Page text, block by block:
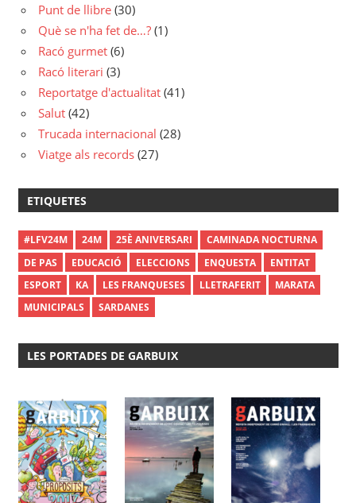
Punt de llibre (30)
Què se n'ha fet de…? (1)
Racó gurmet (6)
Racó literari (3)
Reportatge d'actualitat (41)
Salut (42)
Trucada internacional (28)
Viatge als records (27)
ETIQUETES
#LFV24M 24M 25È ANIVERSARI
CAMINADA NOCTURNA
DE PAS
EDUCACIÓ ELECCIONS ENQUESTA
ENTITAT
ESPORT
KA LES FRANQUESES LLETRAFERIT
MARATA
MUNICIPALS
SARDANES
LES PORTADES DE GARBUIX